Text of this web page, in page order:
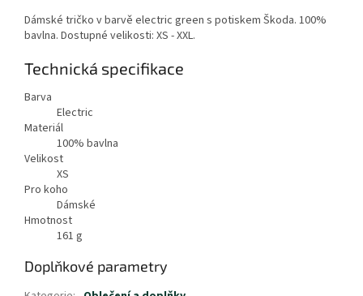
Dámské tričko v barvě electric green s potiskem Škoda. 100%
bavlna. Dostupné velikosti: XS - XXL.
Technická specifikace
Barva
Electric
Materiál
100% bavlna
Velikost
XS
Pro koho
Dámské
Hmotnost
161 g
Doplňkové parametry